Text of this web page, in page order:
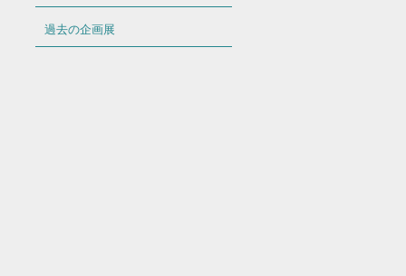
過去の企画展